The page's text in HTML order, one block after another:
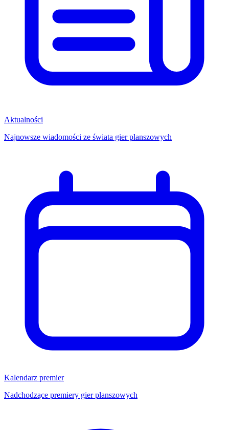
Aktualności
Najnowsze wiadomości ze świata gier planszowych
Kalendarz premier
Nadchodzące premiery gier planszowych